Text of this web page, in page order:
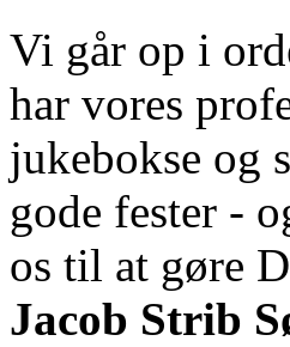
Vi går op i
har vores
jukebokse og
gode fester -
os til at gøre
Jacob Strib